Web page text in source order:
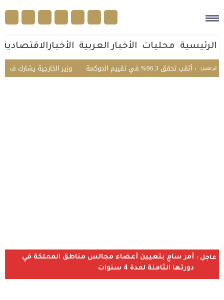
الرئيسية محليات الأخبار العربية الأخبارالاقتصادية
أخر الأخبار | وزير الخارجية يشارك في 96.3% في تقييم الحوكمة
عاجل : أمر سامٍ بتعيين أعضاء مجالس مناطق المملكة في
دورتها الثامنة لمدة 4 سنوات